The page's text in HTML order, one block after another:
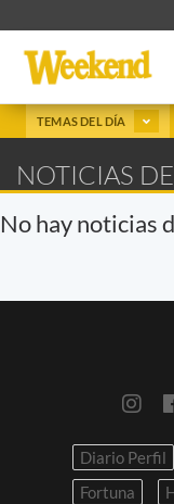
TEMAS DEL DÍA
NOTICIAS
No hay noticias
Diario Perfil
Fortuna